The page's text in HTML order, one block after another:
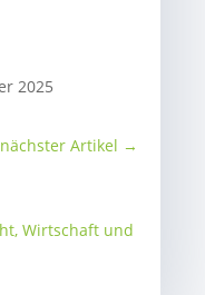
2025
nächster Artikel →